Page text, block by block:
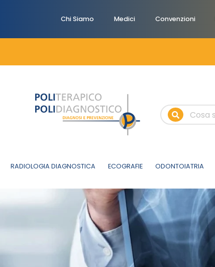
Chi Siamo Medici Convenzioni
RADIOLOGIA DIAGNOSTICA ECOGRAFIE ODONTOIATRIA